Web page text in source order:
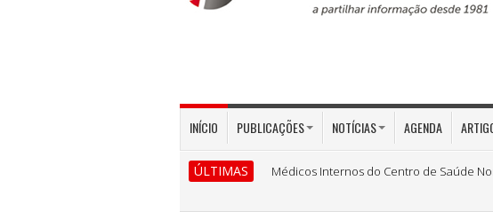
INÍCIO PUBLICAÇÕES NOTÍCIAS AGENDA
ÚLTIMAS Médicos Internos do Centro de Saúde